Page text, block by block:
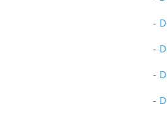
-
-
-
-